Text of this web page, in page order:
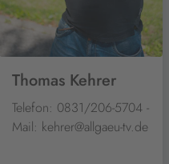
Thomas Kehrer
Telefon: 0831/206-5704 -
Mail: kehrer@allgaeu-tv.de